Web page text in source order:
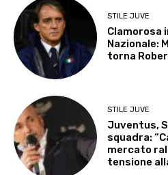
STILE JUVE
Clamorosa
Nazionale:
torna
STILE JUVE
Juventus,
squadra:
mercato
tensione